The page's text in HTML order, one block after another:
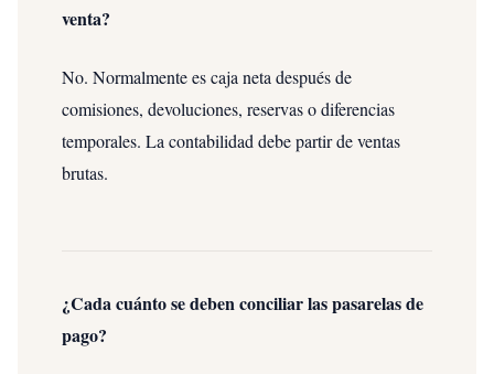
venta?
No. Normalmente es caja neta después de
comisiones, devoluciones, reservas o diferencias
temporales. La contabilidad debe partir de ventas
brutas.
¿Cada cuánto se deben conciliar las pasarelas de
pago?